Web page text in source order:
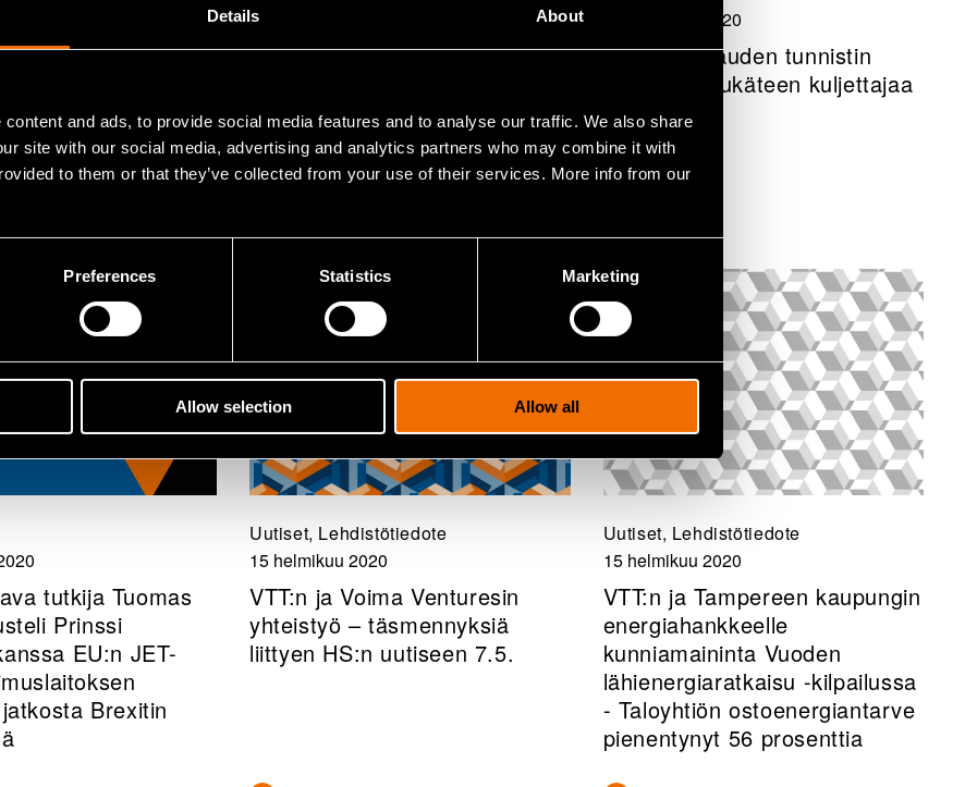
Details About
and ads, to provide social media features and to analyse our traffic. We also share
site with our social media, advertising and analytics partners who may combine it with
to them or that they’ve collected from your use of their services. More info from our
Preferences Statistics Marketing
Allow selection Allow all
tutkijat nuorison
15 helmikuu 2020
VTT:n metabolomiikan
evaluointiraportit
15 helmikuu 2020
VTT:n liukkauden tunnistin
varoittaa etukäteen kuljettajaa
tutkija Tuomas
Prinssi
EU:n JET-
Brexitin
Uutiset, Lehdistötiedote
15 helmikuu 2020
VTT:n ja Voima Venturesin
yhteistyö – täsmennyksiä
liittyen HS:n uutiseen 7.5.
Uutiset, Lehdistötiedote
15 helmikuu 2020
VTT:n ja Tampereen kaupungin
energiahankkeelle
kunniamaininta Vuoden
lähienergiaratkaisu -kilpailussa
- Taloyhtiön ostoenergiantarve
pienentynyt 56 prosenttia